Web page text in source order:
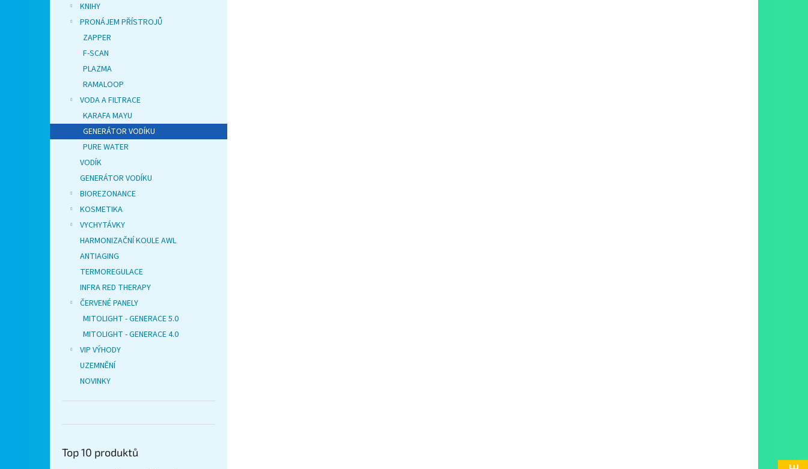
KNIHY
PRONÁJEM PŘÍSTROJŮ
ZAPPER
F-SCAN
PLAZMA
RAMALOOP
VODA A FILTRACE
KARAFA MAYU
GENERÁTOR VODÍKU
PURE WATER
VODÍK
GENERÁTOR VODÍKU
BIOREZONANCE
KOSMETIKA
VYCHYTÁVKY
HARMONIZAČNÍ KOULE AWL
ANTIAGING
TERMOREGULACE
INFRA RED THERAPY
ČERVENÉ PANELY
MITOLIGHT - GENERACE 5.0
MITOLIGHT - GENERACE 4.0
VIP VÝHODY
UZEMNĚNÍ
NOVINKY
Top 10 produktů